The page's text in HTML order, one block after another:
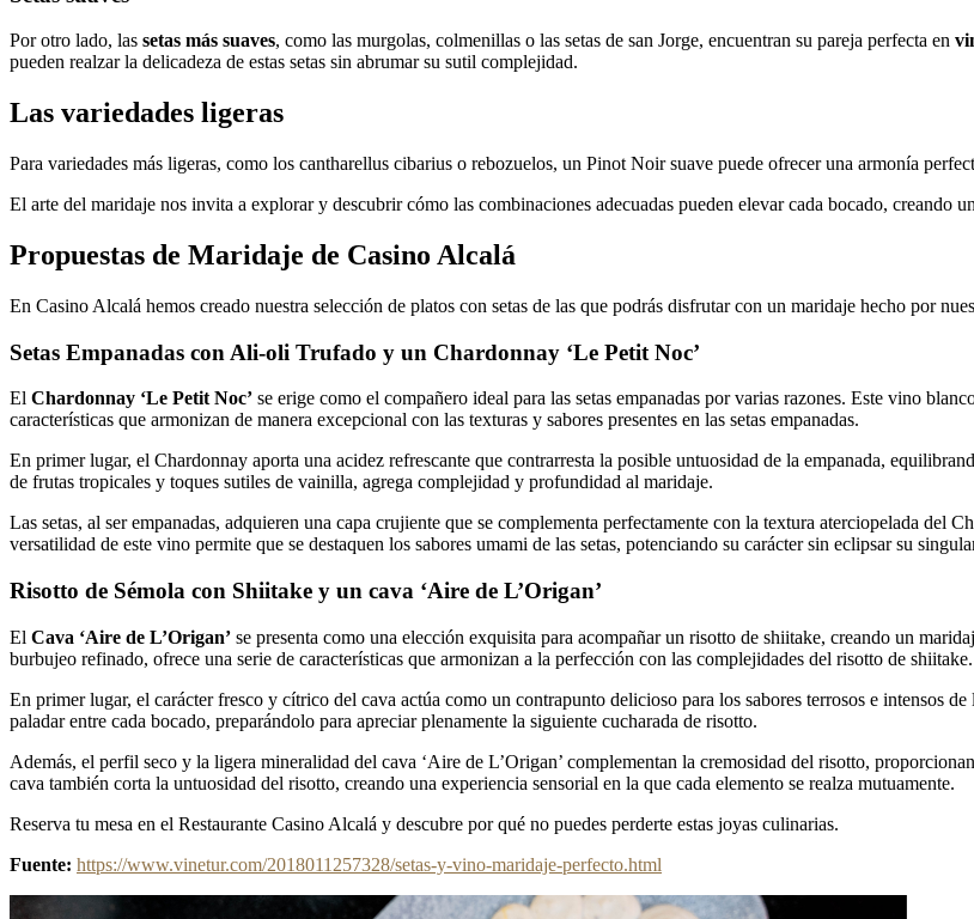
Por otro lado, las setas más suaves, como las murgolas, colmenillas o las setas de san Jorge, encuentran su pareja perfecta en
pueden realzar la delicadeza de estas setas sin abrumar su sutil complejidad.
Las variedades ligeras
Para variedades más ligeras, como los cantharellus cibarius o rebozuelos, un Pinot Noir suave puede ofrecer una armonía
El arte del maridaje nos invita a explorar y descubrir cómo las combinaciones adecuadas pueden elevar cada bocado, creando
Propuestas de Maridaje de Casino Alcalá
En Casino Alcalá hemos creado nuestra selección de platos con setas de las que podrás disfrutar con un maridaje hecho por
Setas Empanadas con Ali-oli Trufado y un Chardonnay ‘Le Petit Noc’
El Chardonnay ‘Le Petit Noc’ se erige como el compañero ideal para las setas empanadas por varias razones. Este vino
características que armonizan de manera excepcional con las texturas y sabores presentes en las setas empanadas.
En primer lugar, el Chardonnay aporta una acidez refrescante que contrarresta la posible untuosidad de la empanada,
de frutas tropicales y toques sutiles de vainilla, agrega complejidad y profundidad al maridaje.
Las setas, al ser empanadas, adquieren una capa crujiente que se complementa perfectamente con la textura aterciopelada del
versatilidad de este vino permite que se destaquen los sabores umami de las setas, potenciando su carácter sin eclipsar su
Risotto de Sémola con Shiitake y un cava ‘Aire de L’Origan’
El Cava ‘Aire de L’Origan’ se presenta como una elección exquisita para acompañar un risotto de shiitake, creando un
burbujeo refinado, ofrece una serie de características que armonizan a la perfección con las complejidades del risotto de shiitake.
En primer lugar, el carácter fresco y cítrico del cava actúa como un contrapunto delicioso para los sabores terrosos e intensos
paladar entre cada bocado, preparándolo para apreciar plenamente la siguiente cucharada de risotto.
Además, el perfil seco y la ligera mineralidad del cava ‘Aire de L’Origan’ complementan la cremosidad del risotto,
cava también corta la untuosidad del risotto, creando una experiencia sensorial en la que cada elemento se realza mutuamente.
Reserva tu mesa en el Restaurante Casino Alcalá y descubre por qué no puedes perderte estas joyas culinarias.
Fuente: https://www.vinetur.com/2018011257328/setas-y-vino-maridaje-perfecto.html